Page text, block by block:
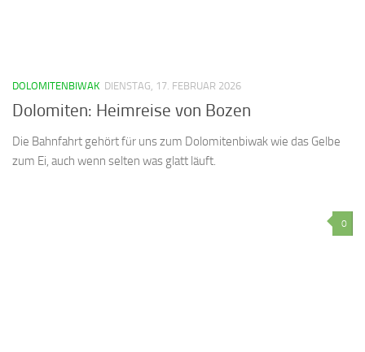
DOLOMITENBIWAK DIENSTAG, 17. FEBRUAR 2026
Dolomiten: Heimreise von Bozen
Die Bahnfahrt gehört für uns zum Dolomitenbiwak wie das Gelbe
zum Ei, auch wenn selten was glatt läuft.
0